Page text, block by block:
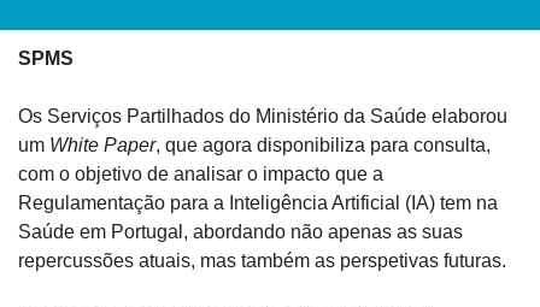
SPMS
Os Serviços Partilhados do Ministério da Saúde elaborou
um White Paper, que agora disponibiliza para consulta,
com o objetivo de analisar o impacto que a
Regulamentação para a Inteligência Artificial (IA) tem na
Saúde em Portugal, abordando não apenas as suas
repercussões atuais, mas também as perspetivas futuras.